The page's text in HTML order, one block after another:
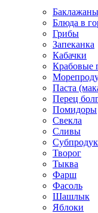
Баклажаны
Блюда в
Грибы
Запеканка
Кабачки
Крабовые
Паста
Перец
Помидоры
Свекла
Сливы
Творог
Тыква
Фарш
Фасоль
Шашлык
Яблоки